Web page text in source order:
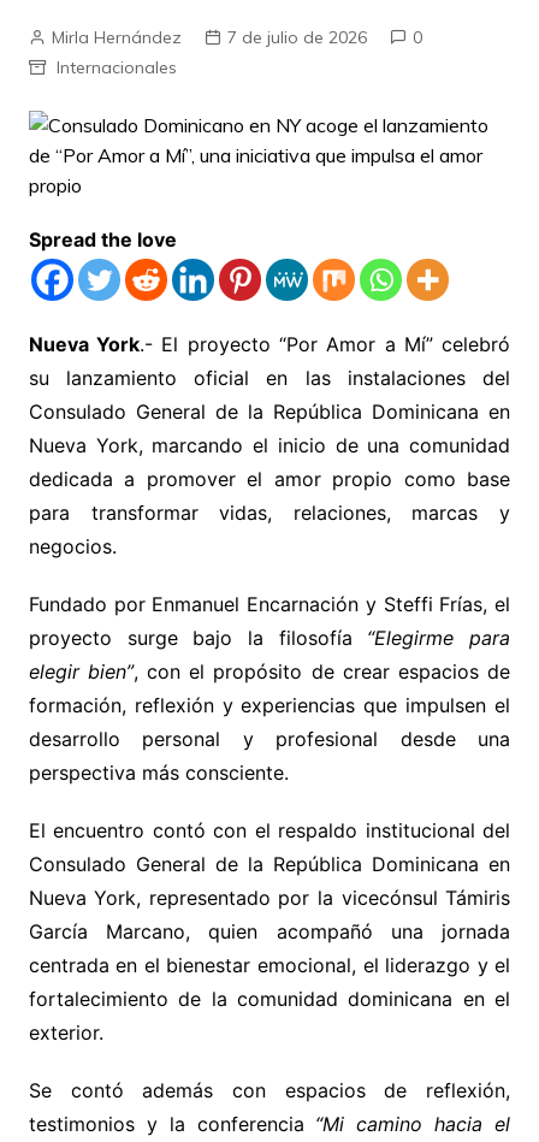
Mirla Hernández 7 de julio de 2026
0
Internacionales
Spread the love
Nueva York.- El proyecto “Por Amor a Mí” celebró
su lanzamiento oficial en las instalaciones del
Consulado General de la República Dominicana en
Nueva York, marcando el inicio de una comunidad
dedicada a promover el amor propio como base
para transformar vidas, relaciones, marcas y
negocios.
Fundado por Enmanuel Encarnación y Steffi Frías, el
proyecto surge bajo la filosofía “Elegirme para
elegir bien”, con el propósito de crear espacios de
formación, reflexión y experiencias que impulsen el
desarrollo personal y profesional desde una
perspectiva más consciente.
El encuentro contó con el respaldo institucional del
Consulado General de la República Dominicana en
Nueva York, representado por la vicecónsul Támiris
García Marcano, quien acompañó una jornada
centrada en el bienestar emocional, el liderazgo y el
fortalecimiento de la comunidad dominicana en el
exterior.
Se contó además con espacios de reflexión,
testimonios y la conferencia “Mi camino hacia el